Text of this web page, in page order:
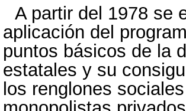
A partir del 1978 se
aplicación del
puntos básicos de la
estatales y su
los renglones